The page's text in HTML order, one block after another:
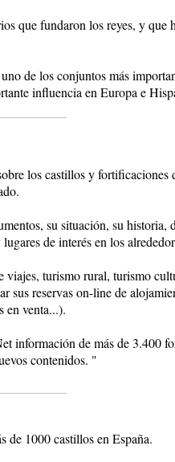
que fundaron los reyes, y
de los conjuntos más
influencia en Europa e
los castillos y
su situación, su
de interés en los
viajes, turismo rural, turismo
sus reservas on-line de
en venta...).
información de más de 3.400
contenidos. "
de 1000 castillos en España.